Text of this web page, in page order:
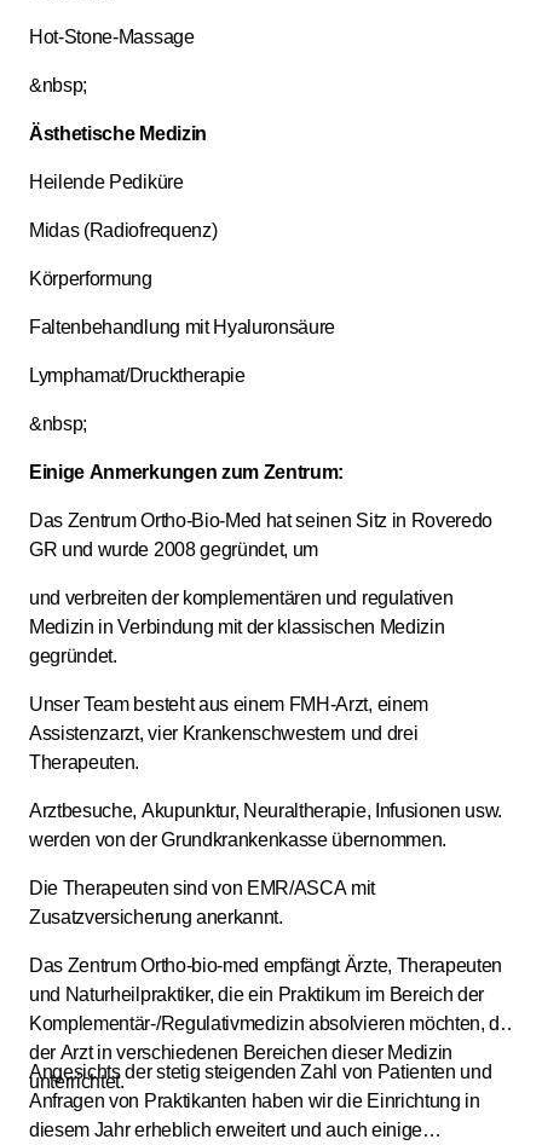
Hot-Stone-Massage
&nbsp;
Ästhetische Medizin
Heilende Pediküre
Midas (Radiofrequenz)
Körperformung
Faltenbehandlung mit Hyaluronsäure
Lymphamat/Drucktherapie
&nbsp;
Einige Anmerkungen zum Zentrum:
Das Zentrum Ortho-Bio-Med hat seinen Sitz in Roveredo
GR und wurde 2008 gegründet, um
und verbreiten der komplementären und regulativen
Medizin in Verbindung mit der klassischen Medizin
gegründet.
Unser Team besteht aus einem FMH-Arzt, einem
Assistenzarzt, vier Krankenschwestern und drei
Therapeuten.
Arztbesuche, Akupunktur, Neuraltherapie, Infusionen usw.
werden von der Grundkrankenkasse übernommen.
Die Therapeuten sind von EMR/ASCA mit
Zusatzversicherung anerkannt.
Das Zentrum Ortho-bio-med empfängt Ärzte, Therapeuten
und Naturheilpraktiker, die ein Praktikum im Bereich der
Komplementär-/Regulativmedizin absolvieren möchten, da
der Arzt in verschiedenen Bereichen dieser Medizin
unterrichtet.
Angesichts der stetig steigenden Zahl von Patienten und
Anfragen von Praktikanten haben wir die Einrichtung in
diesem Jahr erheblich erweitert und auch einige